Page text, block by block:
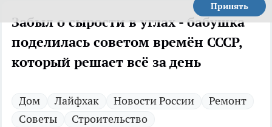
Принять
Забыл о сырости в углах - бабушка
поделилась советом времён СССР,
который решает всё за день
Дом Лайфхак Новости России
Ремонт
Советы
Строительство